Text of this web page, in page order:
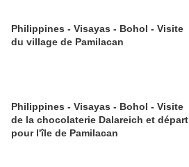
Philippines - Visayas - Bohol - Visite
du village de Pamilacan
Philippines - Visayas - Bohol - Visite
de la chocolaterie Dalareich et départ
pour l'île de Pamilacan